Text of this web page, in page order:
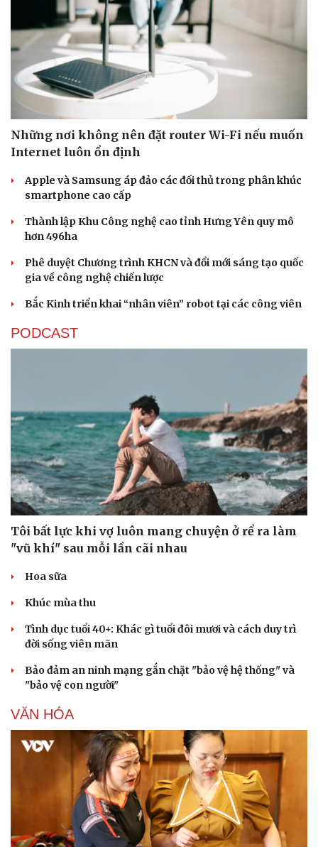
Sức khỏe
Cây thuốc
Sản phụ khoa
Nam khoa
Làm đẹp - giảm cân
Phòng mạch online
Ăn sạch sống khỏe
Blog
Những nơi không nên đặt router Wi-Fi nếu muốn
Internet luôn ổn định
Apple và Samsung áp đảo các đối thủ trong phân khúc
smartphone cao cấp
Thành lập Khu Công nghệ cao tỉnh Hưng Yên quy mô
hơn 496ha
Phê duyệt Chương trình KHCN và đổi mới sáng tạo quốc
gia về công nghệ chiến lược
Bắc Kinh triển khai “nhân viên” robot tại các công viên
PODCAST
Tôi bất lực khi vợ luôn mang chuyện ở rể ra làm
"vũ khí" sau mỗi lần cãi nhau
Hoa sữa
Khúc mùa thu
Tình dục tuổi 40+: Khác gì tuổi đôi mươi và cách duy trì
đời sống viên mãn
Bảo đảm an ninh mạng gắn chặt "bảo vệ hệ thống" và
"bảo vệ con người"
VĂN HÓA